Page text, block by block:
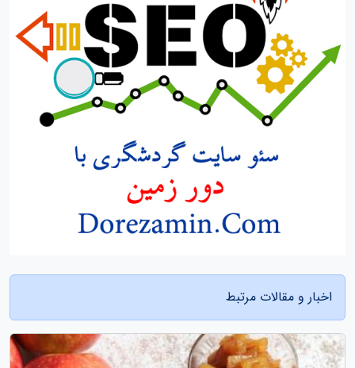
اخبار و مقالات مرتبط